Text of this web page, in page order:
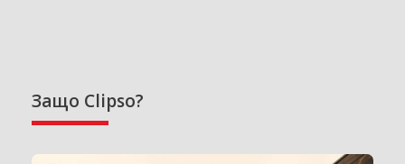
Защо Clipso?